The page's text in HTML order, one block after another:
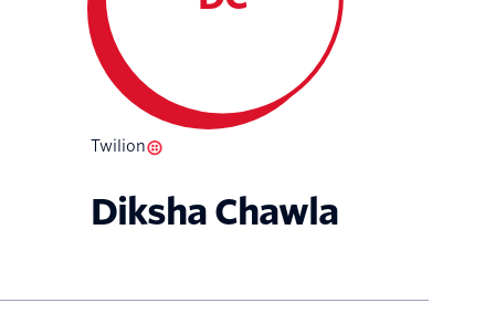
Twilion
Diksha Chawla